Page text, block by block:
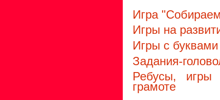
Игра
Игры на
Игры с
Задания-
Ребусы, игры
грамоте